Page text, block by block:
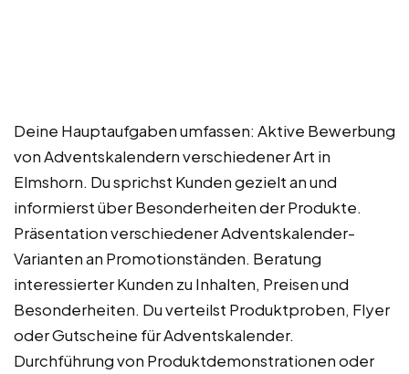
Deine Hauptaufgaben umfassen: Aktive Bewerbung
von Adventskalendern verschiedener Art in
Elmshorn. Du sprichst Kunden gezielt an und
informierst über Besonderheiten der Produkte.
Präsentation verschiedener Adventskalender-
Varianten an Promotionständen. Beratung
interessierter Kunden zu Inhalten, Preisen und
Besonderheiten. Du verteilst Produktproben, Flyer
oder Gutscheine für Adventskalender.
Durchführung von Produktdemonstrationen oder